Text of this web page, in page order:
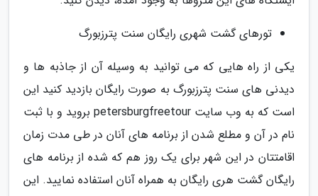
تورهای گشت شهری رایگان سنت پترزبورگ
یکی از راه هایی که می توانید به وسیله آن از جاذبه ها و
دیدنی های سنت پترزبورگ به صورت رایگان بازدید کنید این
است که به وب سایت petersburgfreetour بروید و با ثبت
نام در آن و مطلع شدن از برنامه های آنان در طی مدت زمان
اقامتتان در این شهر برای یک روز هم که شده از برنامه های
رایگان گشت هری رایگان به همراه آنان استفاده نمایید. این